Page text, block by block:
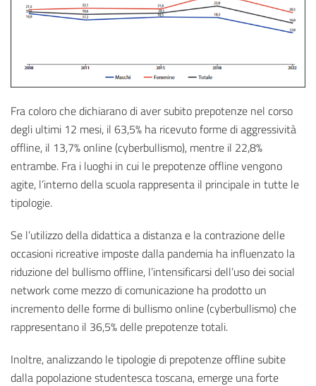
Fra coloro che dichiarano di aver subito prepotenze nel corso
degli ultimi 12 mesi, il 63,5% ha ricevuto forme di aggressività
offline, il 13,7% online (cyberbullismo), mentre il 22,8%
entrambe. Fra i luoghi in cui le prepotenze offline vengono
agite, l’interno della scuola rappresenta il principale in tutte le
tipologie.
Se l’utilizzo della didattica a distanza e la contrazione delle
occasioni ricreative imposte dalla pandemia ha influenzato la
riduzione del bullismo offline, l’intensificarsi dell’uso dei social
network come mezzo di comunicazione ha prodotto un
incremento delle forme di bullismo online (cyberbullismo) che
rappresentano il 36,5% delle prepotenze totali.
Inoltre, analizzando le tipologie di prepotenze offline subite
dalla popolazione studentesca toscana, emerge una forte